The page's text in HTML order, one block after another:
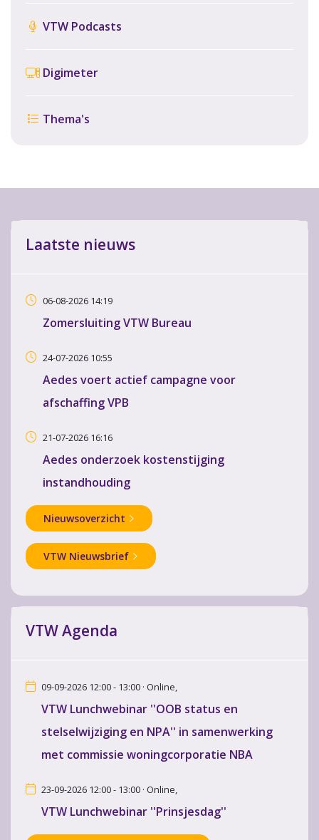
VTW Podcasts
Digimeter
Thema's
Laatste nieuws
06-08-2026 14:19
Zomersluiting VTW Bureau
24-07-2026 10:55
Aedes voert actief campagne voor
afschaffing VPB
21-07-2026 16:16
Aedes onderzoek kostenstijging
instandhouding
Nieuwsoverzicht
VTW Nieuwsbrief
VTW Agenda
09-09-2026 12:00 - 13:00 · Online,
VTW Lunchwebinar ''OOB status en
stelselwijziging en NPA'' in samenwerking
met commissie woningcorporatie NBA
23-09-2026 12:00 - 13:00 · Online,
VTW Lunchwebinar ''Prinsjesdag''